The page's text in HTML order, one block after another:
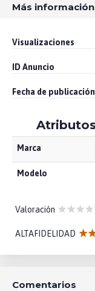
Más información
Visualizaciones
ID Anuncio
Fecha de publicación
Marca
Modelo
Valoración
ALTAFIDELIDAD
Comentarios